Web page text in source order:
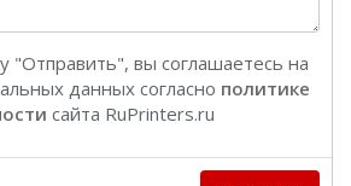
"Отправить", вы соглашаетесь на
данных согласно политике
сайта RuPrinters.ru